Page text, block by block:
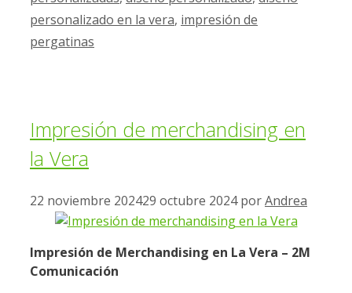
personalizado en la vera, impresión de
pergatinas
Impresión de merchandising en
la Vera
22 noviembre 202429 octubre 2024 porAndrea
Impresión de Merchandising en La Vera – 2M
Comunicación